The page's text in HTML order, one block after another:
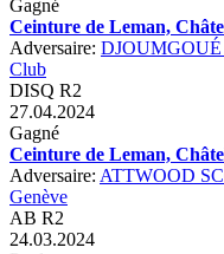
Gagné
Ceinture de Leman,
Adversaire: DJOUMGOUÉ
Club
DISQ R2
27.04.2024
Gagné
Ceinture de Leman,
Adversaire: ATTWOOD
Genève
AB R2
24.03.2024